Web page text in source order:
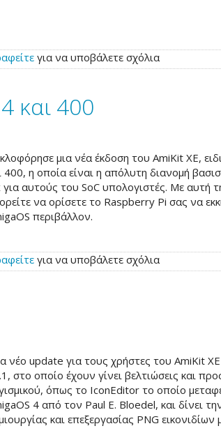
για να υποβάλετε σχόλια
και 400
μια νέα έκδοση του AmiKit XE,
400, η οποία είναι η απόλυτη διανομή
για αυτούς του SoC υπολογιστές. Με αυτή
να ορίσετε το Raspberry Pi σας να
περιβάλλον.
για να υποβάλετε σχόλια
νέο update για τους χρήστες του AmiKit XE
στο οποίο έχουν γίνει βελτιώσεις και
όπως το IconEditor το οποίο
4 από τον Paul E. Bloedel, και δίνει
και επεξεργασίας PNG εικονιδίων